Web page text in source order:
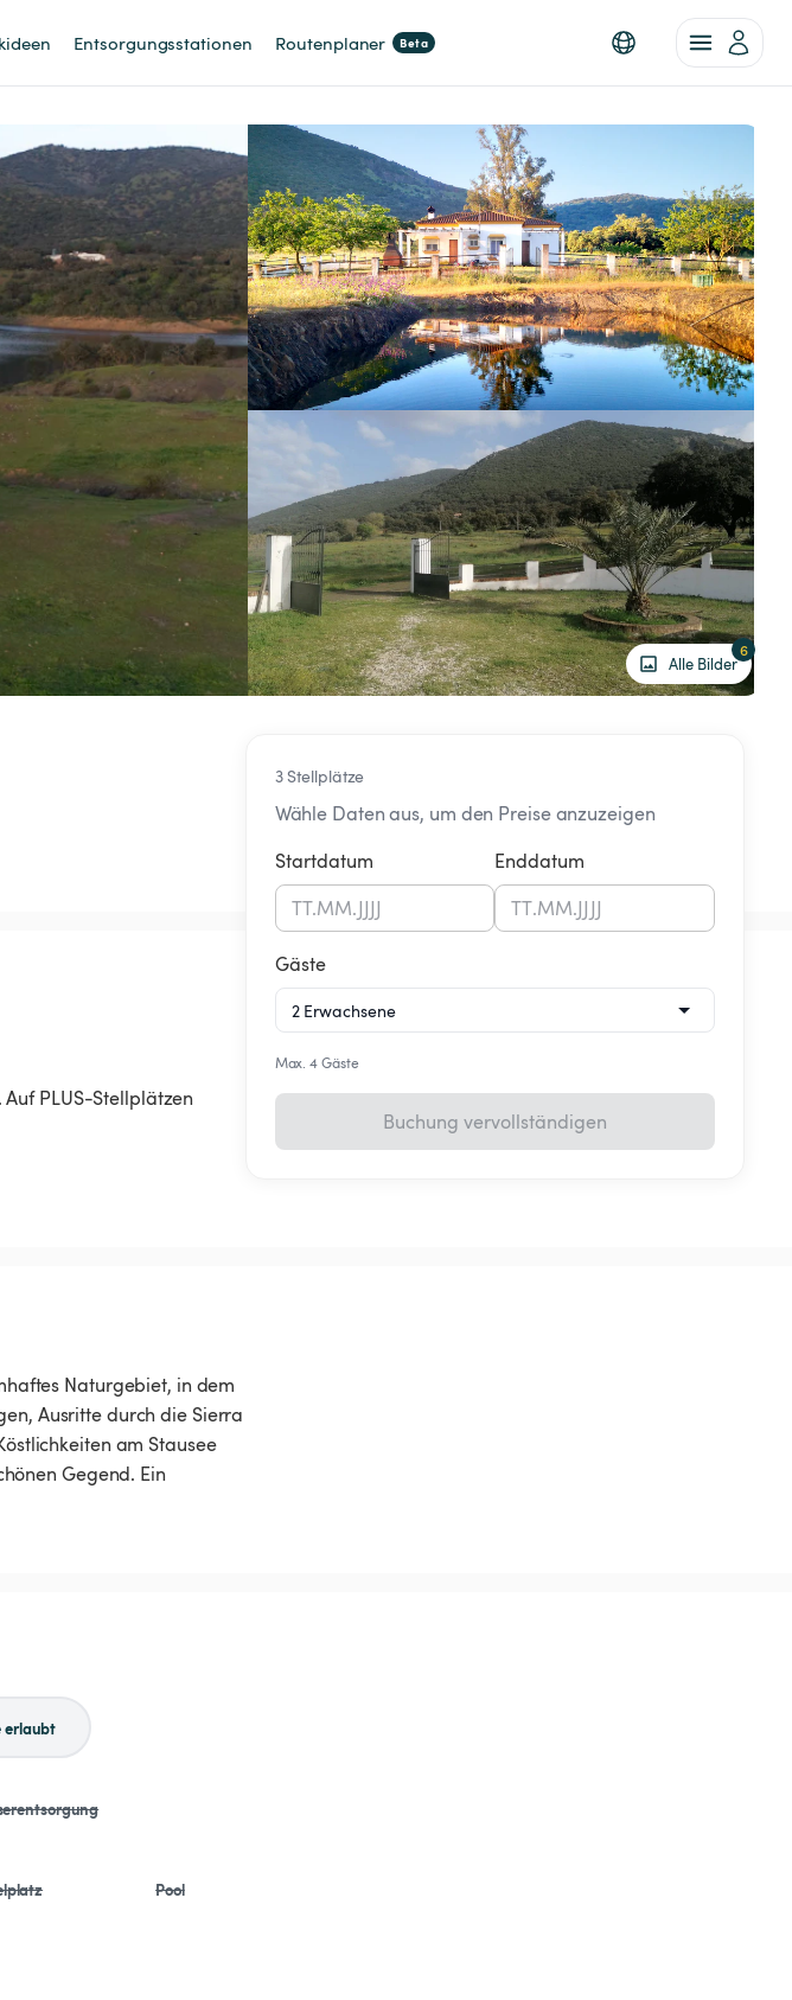
Entsorgungsstationen Routenplaner Beta
Alle Bilder
6
3 Stellplätze
Wähle Daten aus, um den Preise anzuzeigen
Startdatum
TT.MM.JJJJ
Enddatum
TT.MM.JJJJ
Gäste
Max. 4 Gäste
Buchung vervollständigen
PLUS-Stellplätzen
Naturgebiet, in dem
Ausritte durch die Sierra
am Stausee
Gegend. Ein
erlaubt
Pool